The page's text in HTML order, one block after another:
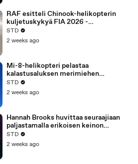
RAF esitteli Chinook-helikopterin
kuljetuskykyä FIA 2026 -
ilmailunäyttelyssä
STD
2 weeks ago
Mi-8-helikopteri pelastaa
kalastusaluksen merimiehen
Beringinmerellä
STD
2 weeks ago
Hannah Brooks huvittaa seuraajiaan
paljastamalla erikoisen keinon
golflyöntien laskemiseen
STD
2 weeks ago